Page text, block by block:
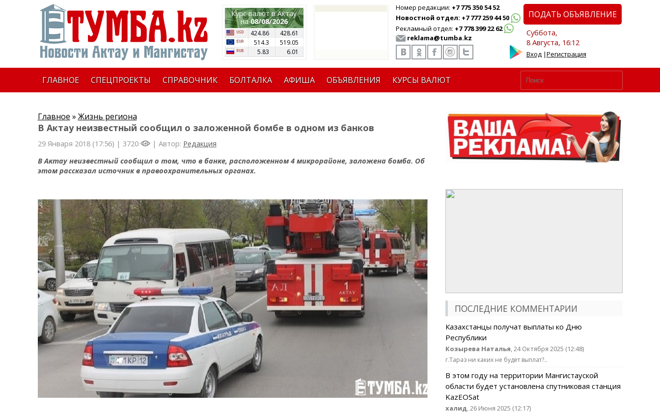
Курс валют в Актау
на08/08/2026
424.86
428.61
514.3
519.05
5.83
6.01
Номер редакции: +7 775 350 54 52
Новостной отдел: +7 777 259 44 50
Рекламный отдел: +7 778 399 22 62
reklama@tumba.kz
ПОДАТЬ ОБЪЯВЛЕНИЕ
Суббота,
8 Августа, 16:12
Вход|Регистрация
ГЛАВНОЕ СПЕЦПРОЕКТЫ СПРАВОЧНИК БОЛТАЛКА АФИША ОБЪЯВЛЕНИЯ КУРСЫ ВАЛЮТ
Главное » Жизнь региона
В Актау неизвестный сообщил о заложенной бомбе в одном из банков
29 Января 2018 (17:56) | 3720 | Автор: Редакция
В Актау неизвестный сообщил о том, что в банке, расположенном 4 микрорайоне, заложена бомба. Об
этом рассказал источник в правоохранительных органах.
ПОСЛЕДНИЕ КОММЕНТАРИИ
Казахстанцы получат выплаты ко Дню
Республики
Козырева Наталья, 24 Октября 2025 (12:48)
г.Тараз ни каких не будет выплат?..
В этом году на территории Мангистауской
области будет установлена спутниковая станция
KazEOSat
халид, 26 Июня 2025 (12:17)